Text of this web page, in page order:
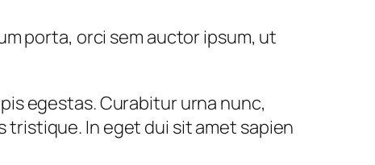
porta, orci sem auctor ipsum, ut
egestas. Curabitur urna nunc,
In eget dui sit amet sapien